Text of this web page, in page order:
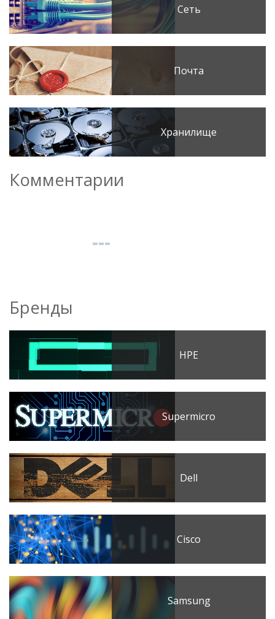
Сеть
Почта
Хранилище
Комментарии
Бренды
HPE
Supermicro
Dell
Cisco
Samsung